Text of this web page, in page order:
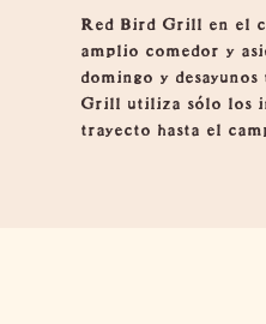
VisiónRed Bird Grill en el
amplio comedor y
domingo y
Grill utiliza sólo los
trayecto hasta el